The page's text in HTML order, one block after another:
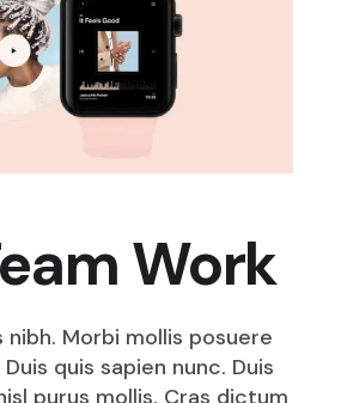
Work
nibh. Morbi mollis posuere
quis sapien nunc. Duis